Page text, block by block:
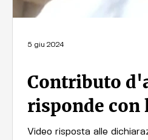
Contributo
risponde con
Video risposta alle
5 giu 2024